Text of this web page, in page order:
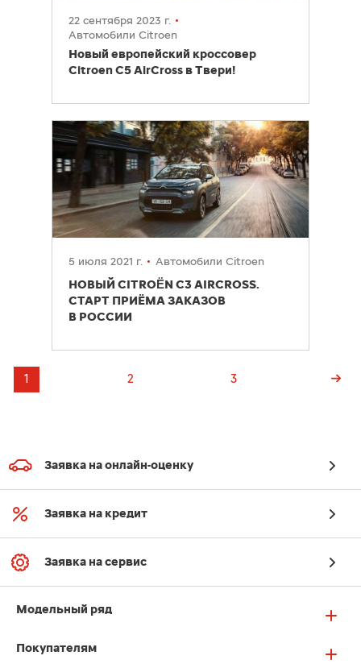
22 сентября 2023 г.
Автомобили Citroen
Новый европейский кроссовер
Citroen C5 AirCross в Твери!
5 июля 2021 г. Автомобили Citroen
НОВЫЙ CITROËN C3 AIRCROSS.
СТАРТ ПРИЁМА ЗАКАЗОВ
В РОССИИ
1 2 3
Заявка на онлайн-оценку
Заявка на кредит
Заявка на сервис
Модельный ряд
Покупателям